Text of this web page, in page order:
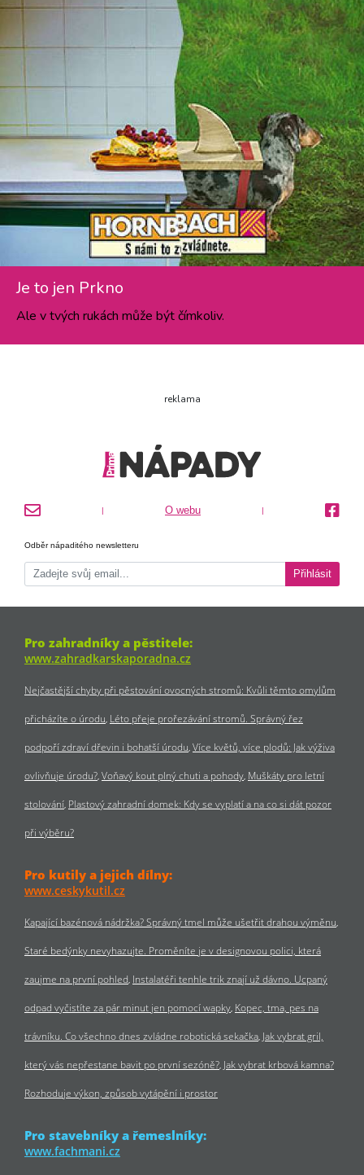
Je to jen Prkno
Ale v tvých rukách může být čímkoliv.
reklama
| O webu |
Odběr nápaditého newsletteru
Přihlásit
Pro zahradníky a pěstitele:
www.zahradkarskaporadna.cz
Nejčastější chyby při pěstování ovocných stromů: Kvůli těmto omylům
přicházíte o úrodu Léto přeje prořezávání stromů. Správný řez
podpoří zdraví dřevin i bohatší úrodu Více květů, více plodů: Jak výživa
ovlivňuje úrodu? Voňavý kout plný chuti a pohody Muškáty pro letní
stolování Plastový zahradní domek: Kdy se vyplatí a na co si dát pozor
při výběru?
Pro kutily a jejich dílny:
www.ceskykutil.cz
Kapající bazénová nádržka? Správný tmel může ušetřit drahou výměnu
Staré bedýnky nevyhazujte. Proměníte je v designovou polici, která
zaujme na první pohled Instalatéři tenhle trik znají už dávno. Ucpaný
odpad vyčistíte za pár minut jen pomocí wapky Kopec, tma, pes na
trávníku. Co všechno dnes zvládne robotická sekačka Jak vybrat gril,
který vás nepřestane bavit po první sezóně? Jak vybrat krbová kamna?
Rozhoduje výkon, způsob vytápění i prostor
Pro stavebníky a řemeslníky:
www.fachmani.cz